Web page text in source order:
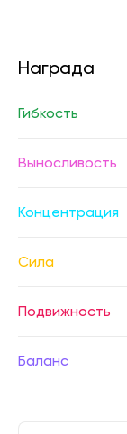
Награда
Гибкость
Выносливость
Концентрация
Сила
Подвижность
Баланс